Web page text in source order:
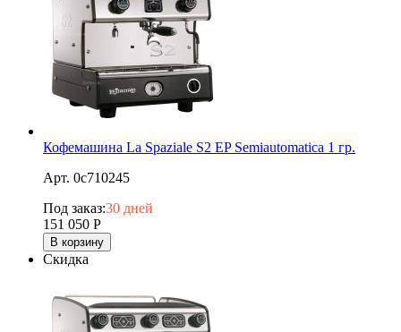
Кофемашина La Spaziale S2 EP Semiautomatica 1 гр.
Арт. 0c710245
Под заказ:30 дней
151 050 Р
В корзину
Скидка